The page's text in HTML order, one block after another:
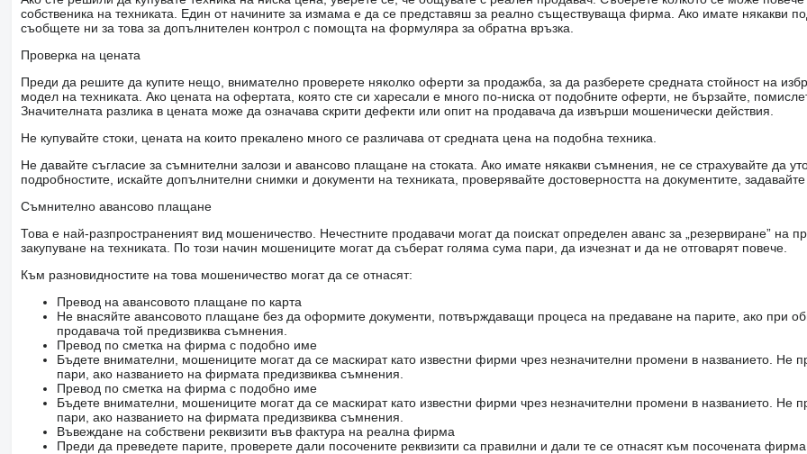
собственика на техниката. Един от начините за измама е да се представяш за реално съществуваща фирма. Ако имате някакви
съобщете ни за това за допълнителен контрол с помощта на формуляра за обратна връзка.
Проверка на цената
Преди да решите да купите нещо, внимателно проверете няколко оферти за продажба, за да разберете средната стойност на
модел на техниката. Ако цената на офертата, която сте си харесали е много по-ниска от подобните оферти, не бързайте,
Значителната разлика в цената може да означава скрити дефекти или опит на продавача да извърши мошенически действия.
Не купувайте стоки, цената на които прекалено много се различава от средната цена на подобна техника.
Не давайте съгласие за съмнителни залози и авансово плащане на стоката. Ако имате някакви съмнения, не се страхувайте да
подробностите, искайте допълнителни снимки и документи на техниката, проверявайте достоверността на документите,
Съмнително авансово плащане
Това е най-разпространеният вид мошеничество. Нечестните продавачи могат да поискат определен аванс за „резервиране” на
закупуване на техниката. По този начин мошениците могат да съберат голяма сума пари, да изчезнат и да не отговарят повече.
Към разновидностите на това мошеничество могат да се отнасят:
Превод на авансовото плащане по карта
Не внасяйте авансовото плащане без да оформите документи, потвърждаващи процеса на предаване на парите, ако при
продавача той предизвиква съмнения.
Превод по сметка на фирма с подобно име
Бъдете внимателни, мошениците могат да се маскират като известни фирми чрез незначителни промени в названието. Не
пари, ако названието на фирмата предизвиква съмнения.
Превод по сметка на фирма с подобно име
Бъдете внимателни, мошениците могат да се маскират като известни фирми чрез незначителни промени в названието. Не
пари, ако названието на фирмата предизвиква съмнения.
Въвеждане на собствени реквизити във фактура на реална фирма
Преди да преведете парите, проверете дали посочените реквизити са правилни и дали те се отнасят към посочената